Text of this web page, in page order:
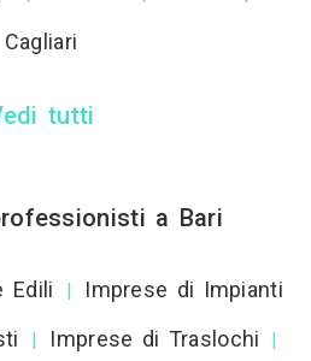
Cagliari
tutti
a Bari
Edili |
Imprese di Impianti
| Imprese di Traslochi |